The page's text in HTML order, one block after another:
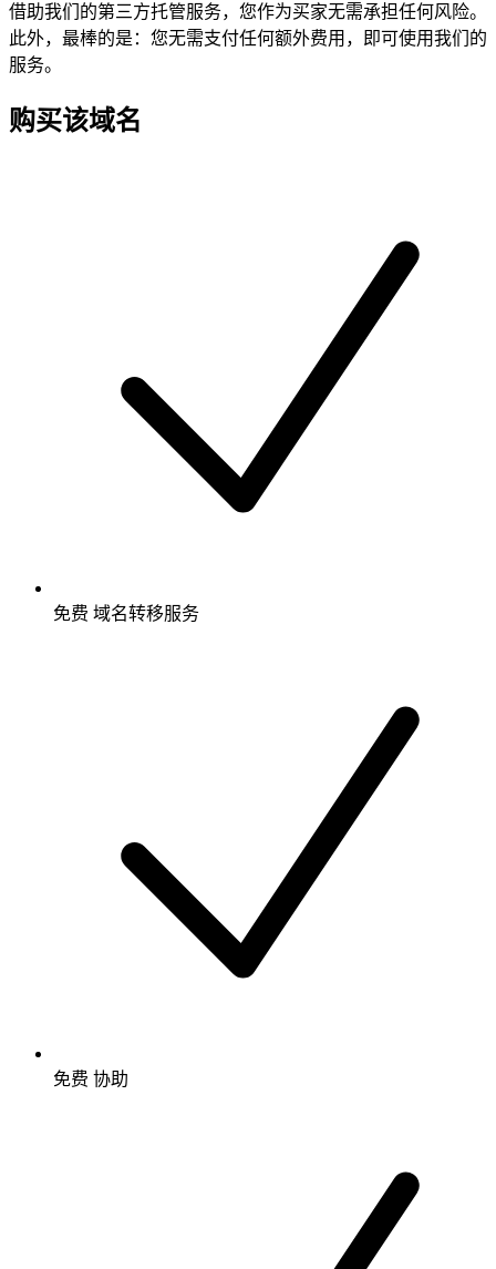
借助我们的第三方托管服务，您作为买家无需承担任何风险。
此外，最棒的是：您无需支付任何额外费用，即可使用我们的
服务。
购买该域名
免费 域名转移服务
免费 协助